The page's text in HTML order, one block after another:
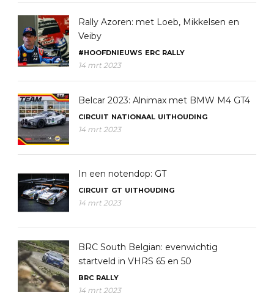
Rally Azoren: met Loeb, Mikkelsen en
Veiby
#HOOFDNIEUWS ERC RALLY
14 mrt 2023
Belcar 2023: Alnimax met BMW M4 GT4
CIRCUIT NATIONAAL UITHOUDING
14 mrt 2023
In een notendop: GT
CIRCUIT GT UITHOUDING
14 mrt 2023
BRC South Belgian: evenwichtig
startveld in VHRS 65 en 50
BRC RALLY
14 mrt 2023